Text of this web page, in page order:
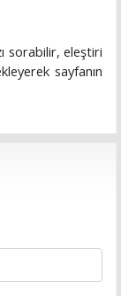
sorabilir, eleştiri
sayfanın